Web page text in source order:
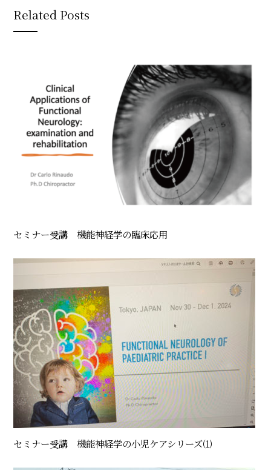
Related Posts
セミナー受講 機能神経学の臨床応用
セミナー受講 機能神経学の小児ケアシリーズ⑴